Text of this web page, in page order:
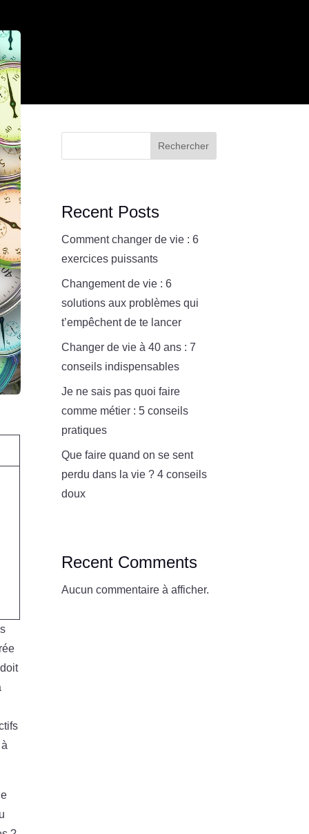
Rechercher
Recent Posts
Comment changer de vie : 6
exercices puissants
Changement de vie : 6
solutions aux problèmes qui
t’empêchent de te lancer
Changer de vie à 40 ans : 7
conseils indispensables
Je ne sais pas quoi faire
comme métier : 5 conseils
pratiques
Que faire quand on se sent
perdu dans la vie ? 4 conseils
doux
Recent Comments
Aucun commentaire à afficher.